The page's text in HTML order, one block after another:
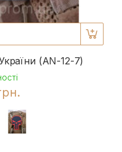
(AN-12-7)